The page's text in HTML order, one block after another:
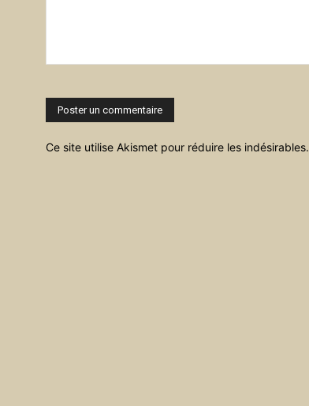
Ce site utilise Akismet pour réduire les indésirables.